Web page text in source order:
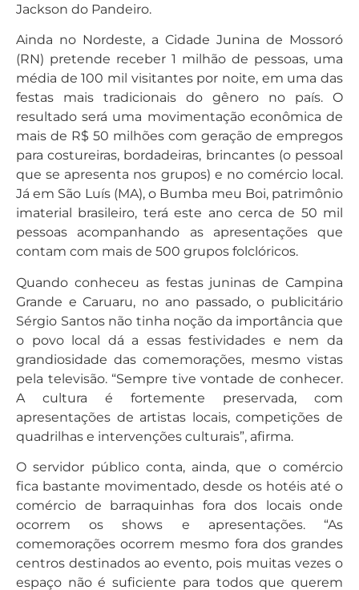
Jackson do Pandeiro.
Ainda no Nordeste, a Cidade Junina de Mossoró
(RN) pretende receber 1 milhão de pessoas, uma
média de 100 mil visitantes por noite, em uma das
festas mais tradicionais do gênero no país. O
resultado será uma movimentação econômica de
mais de R$ 50 milhões com geração de empregos
para costureiras, bordadeiras, brincantes (o pessoal
que se apresenta nos grupos) e no comércio local.
Já em São Luís (MA), o Bumba meu Boi, patrimônio
imaterial brasileiro, terá este ano cerca de 50 mil
pessoas acompanhando as apresentações que
contam com mais de 500 grupos folclóricos.
Quando conheceu as festas juninas de Campina
Grande e Caruaru, no ano passado, o publicitário
Sérgio Santos não tinha noção da importância que
o povo local dá a essas festividades e nem da
grandiosidade das comemorações, mesmo vistas
pela televisão. “Sempre tive vontade de conhecer.
A cultura é fortemente preservada, com
apresentações de artistas locais, competições de
quadrilhas e intervenções culturais”, afirma.
O servidor público conta, ainda, que o comércio
fica bastante movimentado, desde os hotéis até o
comércio de barraquinhas fora dos locais onde
ocorrem os shows e apresentações. “As
comemorações ocorrem mesmo fora dos grandes
centros destinados ao evento, pois muitas vezes o
espaço não é suficiente para todos que querem